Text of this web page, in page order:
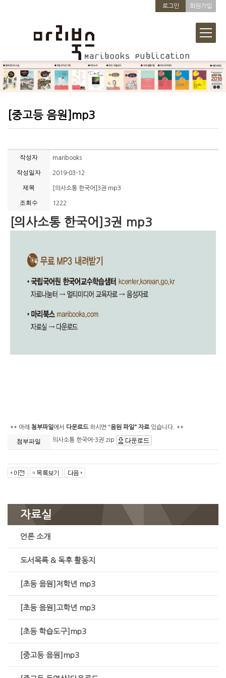
로그인 회원가입
[중고등 음원]mp3
작성자 maribooks
작성일자 2019-03-12
제목 [의사소통 한국어]3권 mp3
조회수 1222
[의사소통 한국어]3권 mp3
** 아래 첨부파일에서 다운로드하시면 "음원 파일" 자료 있습니다. **
첨부파일 의사소통 한국어-3권.zip
자료실
언론 소개
도서목록 & 독후 활동지
[초등 음원]저학년 mp3
[초등 음원]고학년 mp3
[초등 학습도구]mp3
[중고등 음원]mp3